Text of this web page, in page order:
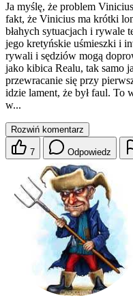
Ja myślę, że problem
fakt, że Vinicius ma krótki
błahych sytuacjach i rywale
jego kretyńskie uśmieszki i
rywali i sędziów mogą
jako kibica Realu, tak samo
przewracanie się przy
idzie lament, że był faul. To
w...
Rozwiń komentarz
7 Odpowiedz